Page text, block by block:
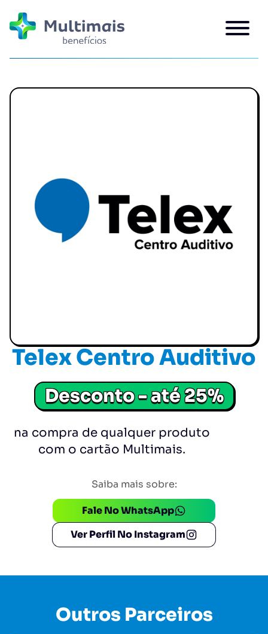
Telex Centro Auditivo
Desconto - até 25%
na compra de qualquer produto
com o cartão Multimais.
Saiba mais sobre:
Fale No WhatsApp
Ver Perfil No Instagram
Outros Parceiros